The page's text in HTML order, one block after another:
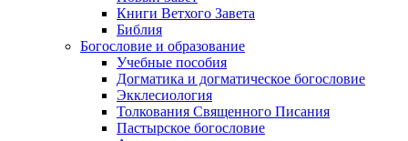
Книги Ветхого Завета
Библия
Богословие и образование
Учебные пособия
Догматика и догматическое богословие
Экклесиология
Толкования Священного Писания
Пастырское богословие